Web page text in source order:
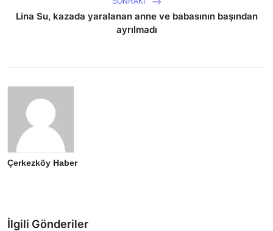
Lina Su, kazada yaralanan anne ve babasının başından
ayrılmadı
Çerkezköy Haber
İlgili Gönderiler